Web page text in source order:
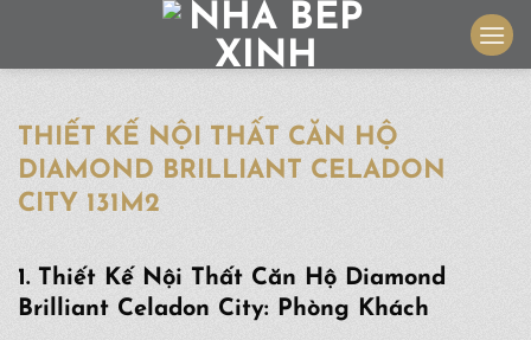
content
THIẾT KẾ NỘI THẤT CĂN HỘ
DIAMOND BRILLIANT CELADON
CITY 131M2
1. Thiết Kế Nội Thất Căn Hộ Diamond
Brilliant Celadon City: Phòng Khách